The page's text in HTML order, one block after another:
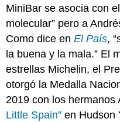
MiniBar se asocia con
molecular” pero a
Como dice enEl País,
la buena y la mala.” El
estrellas Michelin, el
otorgó la Medalla
2019 con los
Little Spain” en Hudson